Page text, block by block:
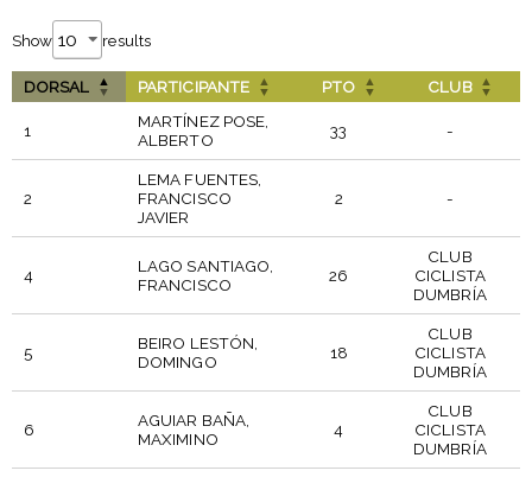
Show results
DORSAL PARTICIPANTE PTO CLUB
1
MARTÍNEZ POSE,
ALBERTO
33 -
2
LEMA FUENTES,
FRANCISCO
JAVIER
2 -
4
LAGO SANTIAGO,
FRANCISCO
26
CLUB
CICLISTA
DUMBRÍA
5
BEIRO LESTÓN,
DOMINGO
18
CLUB
CICLISTA
DUMBRÍA
6
AGUIAR BAÑA,
MAXIMINO
4
CLUB
CICLISTA
DUMBRÍA